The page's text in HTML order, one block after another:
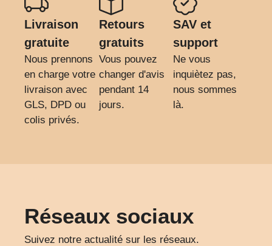
Livraison
gratuite
Nous prennons
en charge votre
livraison avec
GLS, DPD ou
colis privés.
Retours
gratuits
Vous pouvez
changer d'avis
pendant 14
jours.
SAV et
support
Ne vous
inquiètez pas,
nous sommes
là.
Réseaux sociaux
Suivez notre actualité sur les réseaux.